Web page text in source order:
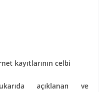
kayıtlarının celbi
açıklanan ve